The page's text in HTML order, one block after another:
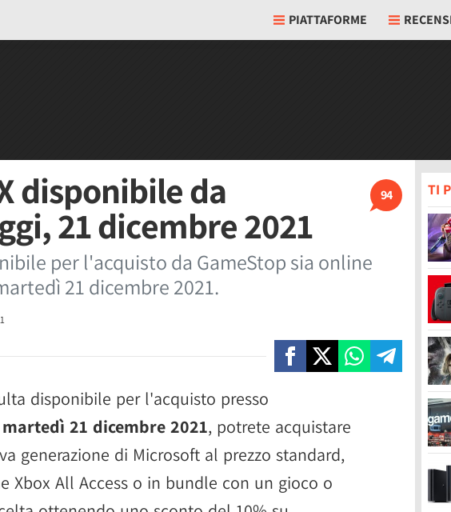
PIATTAFORME
94
disponibile da
21 dicembre 2021
per l'acquisto da GameStop sia online
21 dicembre 2021.
disponibile per l'acquisto presso
martedì 21 dicembre 2021, potrete acquistare
generazione di Microsoft al prezzo standard,
Xbox All Access o in bundle con un gioco o
TI